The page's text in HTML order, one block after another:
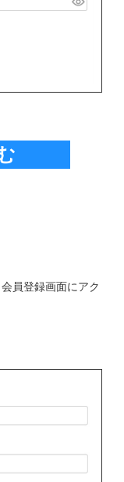
員登録画面にアク